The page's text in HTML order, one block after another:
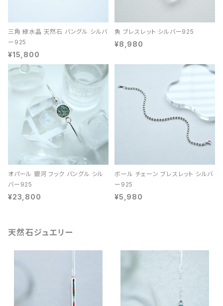
三角 緑水晶 天然石 バングル シルバ
ー925
¥15,800
魚 ブレスレット シルバー925
¥8,980
オパール 銀河 フック バングル シル
バー925
¥23,800
ボール チェーン ブレスレット シルバ
ー925
¥5,980
天然石ジュエリー